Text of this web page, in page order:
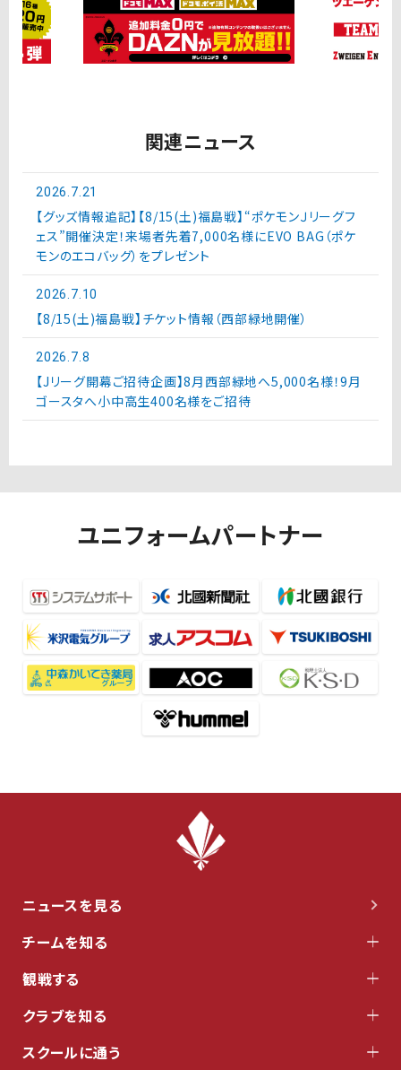
関連ニュース
2026.7.21
【グッズ情報追記】【8/15(土)福島戦】“ポケモンＪリーグフ
ェス”開催決定！来場者先着7,000名様にEVO BAG（ポケ
モンのエコバッグ）をプレゼント
2026.7.10
【8/15(土)福島戦】チケット情報（西部緑地開催）
2026.7.8
【Jリーグ開幕ご招待企画】8月西部緑地へ5,000名様！9月
ゴースタへ小中高生400名様をご招待
ユニフォームパートナー
ニュースを見る
チームを知る
観戦する
クラブを知る
スクールに通う